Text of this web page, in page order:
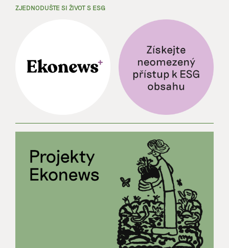
ZJEDNODUŠTE SI ŽIVOT S ESG